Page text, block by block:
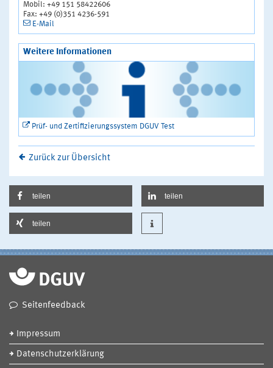
Mobil: +49 151 58422606
Fax: +49 (0)351 4236-591
E-Mail
Weitere Informationen
Prüf- und Zertifizierungssystem DGUV Test
Zurück zur Übersicht
teilen teilen
teilen
Seitenfeedback
Impressum
Datenschutzerklärung